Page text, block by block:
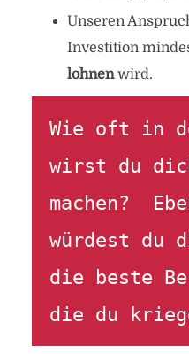
Unseren
Investition
lohnenwird.
Wie oft in
wirst du
machen?
würdest du
die beste
die du